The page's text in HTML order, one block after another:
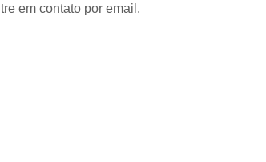
em contato por email.